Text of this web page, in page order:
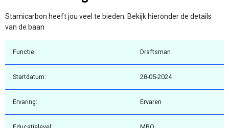
Stamicarbon heeft jou veel te bieden. Bekijk hieronder de details
van de baan
Functie: Draftsman
Startdatum: 28-05-2024
Ervaring: Ervaren